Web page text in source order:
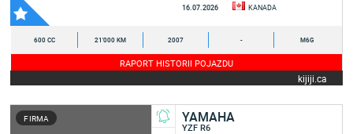
16.07.2026 KANADA
600 CC 21'000 KM 2007 - M6G
RAPORT HISTORII POJAZDU
kijiji.ca
FIRMA YAMAHA
YZF R6